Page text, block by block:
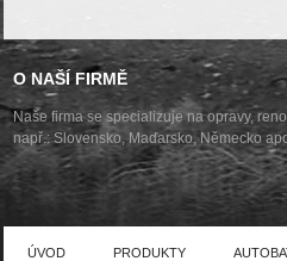
O NAŠÍ FIRMĚ
Naše firma se specializuje na opravy,
např.: Slovensko, Maďarsko, Německo
ÚVOD PRODUKTY